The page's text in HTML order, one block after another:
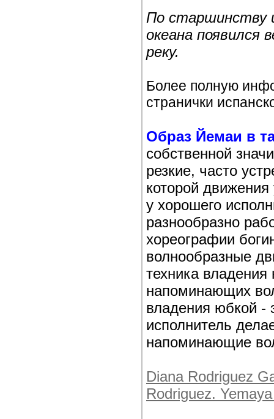
По старшинству
океана появился
реку.
Более полную
странички
Образ Йемаи в
собственной
резкие, часто
которой
у хорошего
разнообразно
хореографии
волнообразные
техника
напоминающих
владения юбкой -
исполнитель
напоминающие
Diana Rodriguez
Rodriguez.